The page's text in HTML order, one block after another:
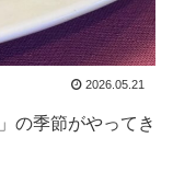
2026.05.21
の季節がやってき